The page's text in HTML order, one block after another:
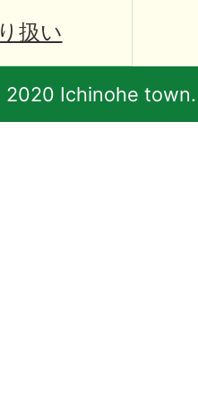
扱い
Ichinohe